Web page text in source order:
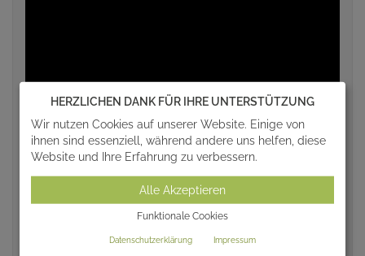
HERZLICHEN DANK FÜR IHRE UNTERSTÜTZUNG
Wir nutzen Cookies auf unserer Website. Einige von
ihnen sind essenziell, während andere uns helfen, diese
Website und Ihre Erfahrung zu verbessern.
Alle Akzeptieren
Funktionale Cookies
Datenschutzerklärung Impressum